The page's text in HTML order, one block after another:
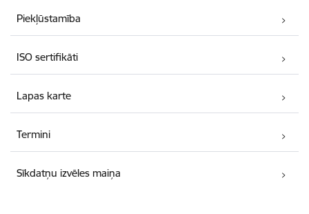
Piekļūstamība
ISO sertifikāti
Lapas karte
Termini
Sīkdatņu izvēles maiņa